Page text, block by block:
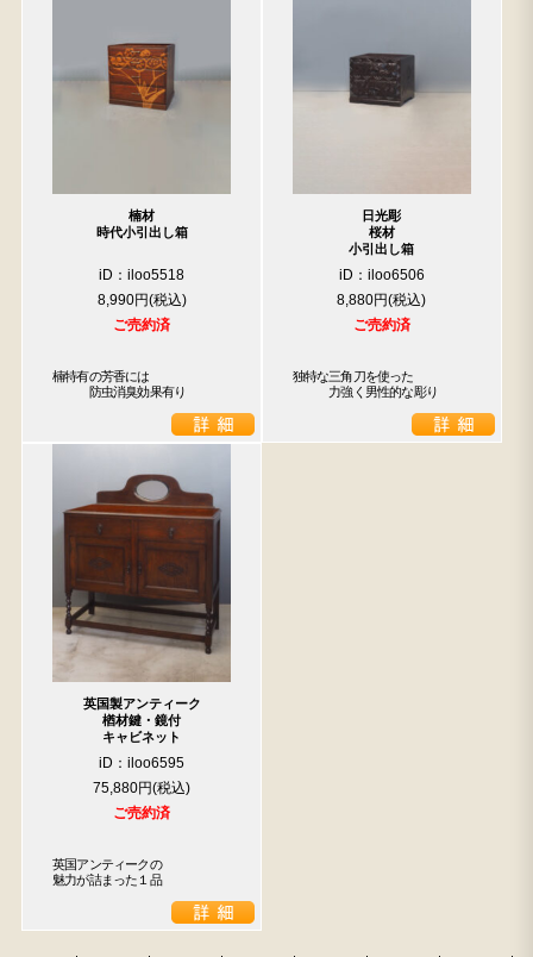
楠材
時代小引出し箱
iD：iloo5518
8,990円
ご売約済
楠特有の芳香には
防虫消臭効果有り
日光彫
桜材
小引出し箱
iD：iloo6506
8,880円
ご売約済
独特な三角刀を使った
力強く男性的な彫り
英国製アンティーク
楢材鍵・鏡付
キャビネット
iD：iloo6595
75,880円
ご売約済
英国アンティークの
魅力が詰まった１品